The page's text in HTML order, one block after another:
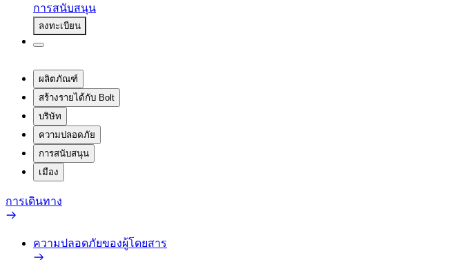
การสนับสนุน
ลงทะเบียน
ผลิตภัณฑ์
สร้างรายได้กับ Bolt
บริษัท
ความปลอดภัย
การสนับสนุน
เมือง
การเดินทาง
ความปลอดภัยของผู้โดยสาร